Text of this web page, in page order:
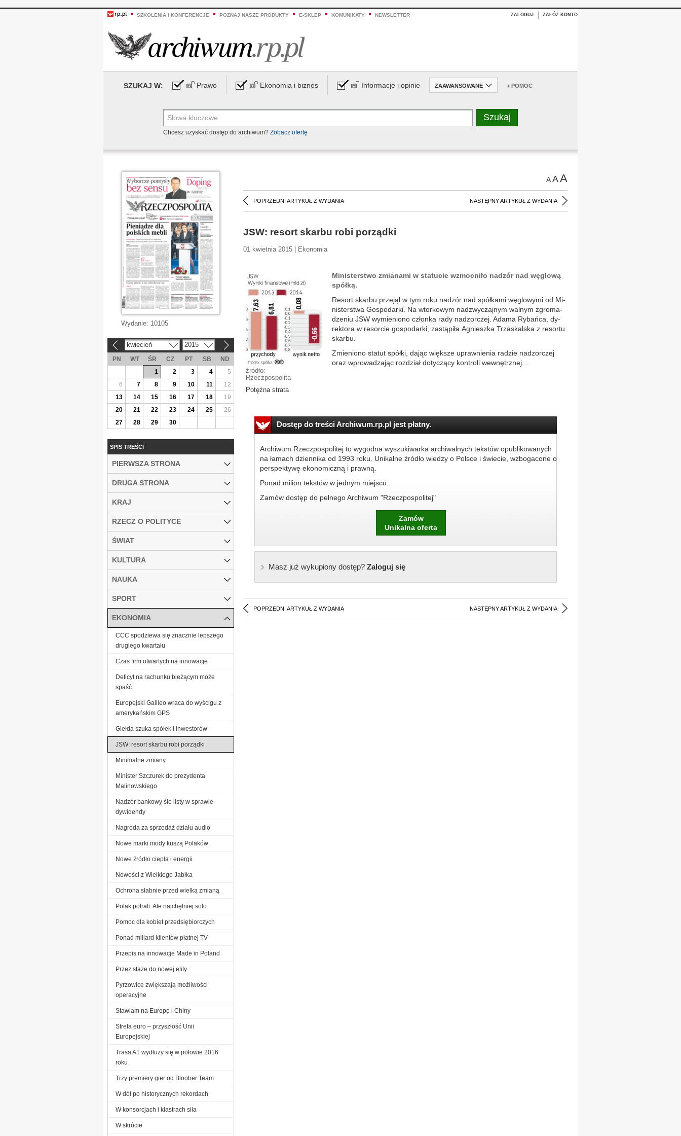
SZKOLENIA I KONFERENCJE POZNAJ NASZE PRODUKTY E-SKLEP KOMUNIKATY NEWSLETTER ZALOGUJ ZAŁÓŻ KONTO
SZUKAJ W: Prawo Ekonomia i biznes Informacje i opinie ZAAWANSOWANE + POMOC
Chcesz uzyskać dostęp do archiwum? Zobacz ofertę
AAA
POPRZEDNI ARTYKUŁ Z WYDANIA NASTĘPNY ARTYKUŁ Z WYDANIA
JSW: resort skarbu robi porządki
01 kwietnia 2015 | Ekonomia
źródło:
Rzeczpospolita
Potężna strata
Ministerstwo zmia­nami w sta­tu­cie wzmoc­niło nad­zór nad wę­glo­wą
spół­ką.
Re­sort skar­bu prze­jął w tym ro­ku nad­zór nad spół­ka­mi wę­glo­wy­mi od Mi­
ni­ster­stwa Go­spo­dar­ki. Na wtor­ko­wym nad­zwy­czaj­nym wal­nym zgro­ma­
dze­niu JSW wy­mie­nio­no człon­ka ra­dy nad­zor­czej. Ada­ma Ry­bań­ca, dy­
rek­to­ra w re­sor­cie go­spo­dar­ki, zastąpiła Agniesz­ka Trza­skal­ska z re­sor­tu
skar­bu.
Zmie­nio­no sta­tut spół­ki, da­jąc więk­sze upraw­nie­nia ra­dzie nad­zor­czej
oraz wpro­wa­dza­jąc roz­dział do­ty­czą­cy kon­tro­li we­wnętrz­nej...
Dostęp do treści Archiwum.rp.pl jest płatny.
Archiwum Rzeczpospolitej to wygodna wyszukiwarka archiwalnych tekstów opublikowanych
na łamach dziennika od 1993 roku. Unikalne źródło wiedzy o Polsce i świecie, wzbogacone o
perspektywę ekonomiczną i prawną.
Ponad milion tekstów w jednym miejscu.
Zamów dostęp do pełnego Archiwum "Rzeczpospolitej"
Zamów
Unikalna oferta
Masz już wykupiony dostęp?Zaloguj się
POPRZEDNI ARTYKUŁ Z WYDANIA NASTĘPNY ARTYKUŁ Z WYDANIA
Wydanie: 10105
kwiecień 2015
PN WT ŚR CZ PT SB
ND
1
2 3 4
5
6
7 8 9 10 11
12
13
14 15 16 17 18
19
20
21 22 23 24 25
26
27
28 29 30
SPIS TREŚCI
PIERWSZA STRONA
DRUGA STRONA
KRAJ
RZECZ O POLITYCE
ŚWIAT
KULTURA
NAUKA
SPORT
EKONOMIA
CCC spodziewa się znacznie lepszego
drugiego kwartału
Czas firm otwartych na innowacje
Deficyt na rachunku bieżącym może
spaść
Europejski Galileo wraca do wyścigu z
amerykańskim GPS
Giełda szuka spółek i inwestorów
JSW: resort skarbu robi porządki
Minimalne zmiany
Minister Szczurek do prezydenta
Malinowskiego
Nadzór bankowy śle listy w sprawie
dywidendy
Nagroda za sprzedaż działu audio
Nowe marki mody kuszą Polaków
Nowe źródło ciepła i energii
Nowości z Wielkiego Jabłka
Ochrona słabnie przed wielką zmianą
Polak potrafi. Ale najchętniej solo
Pomoc dla kobiet przedsiębiorczych
Ponad miliard klientów płatnej TV
Przepis na innowacje Made in Poland
Przez staże do nowej elity
Pyrzowice zwiększają możliwości
operacyjne
Stawiam na Europę i Chiny
Strefa euro – przyszłość Unii
Europejskiej
Trasa A1 wydłuży się w połowie 2016
roku
Trzy premiery gier od Bloober Team
W dół po historycznych rekordach
W konsorcjach i klastrach siła
W skrócie